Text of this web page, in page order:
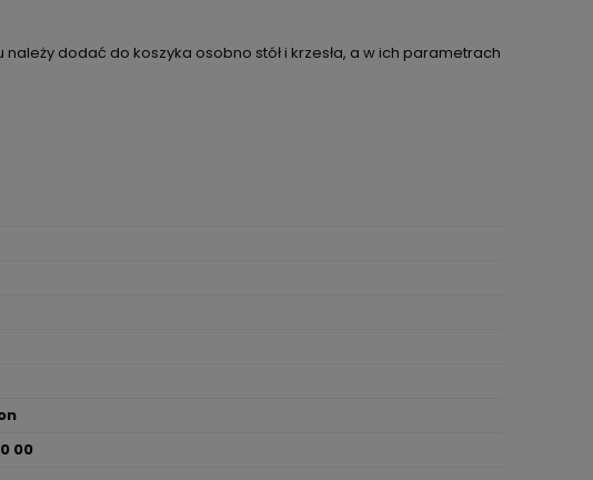
dodać do koszyka osobno stół i krzesła, a w ich parametrach
00